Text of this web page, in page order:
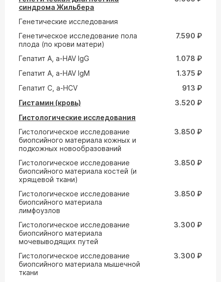
синдрома Жильбера
Генетические исследования
Генетическое исследование пола
плода (по крови матери)
7.590 ₽
Гепатит A, a-HAV IgG
1.078 ₽
Гепатит A, a-HAV IgM
1.375 ₽
Гепатит С, а-HCV
913 ₽
Гистамин (кровь)
3.520 ₽
Гистологические исследования
Гистологическое исследование
биопсийного материала кожных и
подкожных новообразований
3.850 ₽
Гистологическое исследование
биопсийного материала костей (и
хрящевой ткани)
3.850 ₽
Гистологическое исследование
биопсийного материала
лимфоузлов
3.850 ₽
Гистологическое исследование
биопсийного материала
мочевыводящих путей
3.300 ₽
Гистологическое исследование
биопсийного материала мышечной
ткани
3.300 ₽